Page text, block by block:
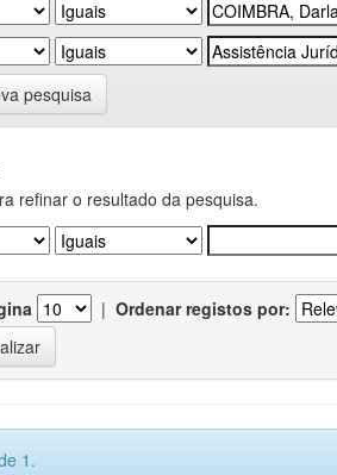
pesquisa
refinar o resultado da pesquisa.
| Ordenar registos por:
1.